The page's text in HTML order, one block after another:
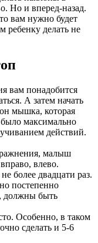
Но и вперед-назад.
вам нужно будет
ребенку делать не
вам понадобится
А затем начать
мышка, которая
максимально
действий.
малыш
влево.
более двадцати раз.
постепенно
должны быть
Особенно, в таком
сделать и 5-6